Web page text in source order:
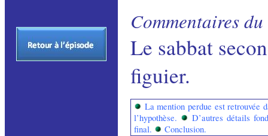
Commentaires
Le sabbat
figuier.
La mention perdue est retrouvée
l’hypothèse.
D’autres détails
final.
Conclusion.